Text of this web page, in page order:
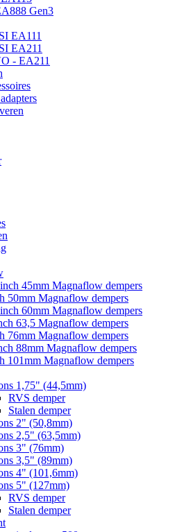
Gen3
EA111
EA211
- EA211
45mm Magnaflow dempers
50mm Magnaflow dempers
60mm Magnaflow dempers
63,5 Magnaflow dempers
76mm Magnaflow dempers
88mm Magnaflow dempers
101mm Magnaflow dempers
1,75" (44,5mm)
RVS demper
Stalen demper
2" (50,8mm)
2,5" (63,5mm)
3" (76mm)
3,5" (89mm)
4" (101,6mm)
5" (127mm)
RVS demper
Stalen demper